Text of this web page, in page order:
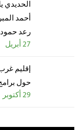
الحديدي
أحمد
رعد
27 أبريل
إقليم
حول
29 أكتوبر